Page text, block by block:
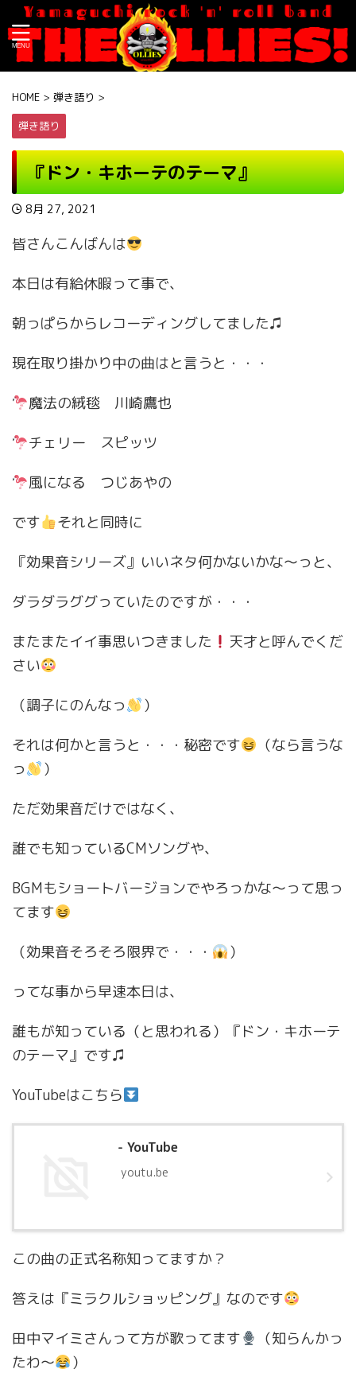
HOME > 弾き語り >
弾き語り
『ドン・キホーテのテーマ』
8月 27, 2021
皆さんこんばんは
本日は有給休暇って事で、
朝っぱらからレコーディングしてました♫
現在取り掛かり中の曲はと言うと・・・
魔法の絨毯 川崎鷹也
チェリー スピッツ
風になる つじあやの
です
それと同時に
『効果音シリーズ』いいネタ何かないかな〜っと、
ダラダラググっていたのですが・・・
またまたイイ事思いつきました
天才と呼んでくだ
さい
（調子にのんなっ
）
それは何かと言うと・・・秘密です
（なら言うな
っ
）
ただ効果音だけではなく、
誰でも知っているCMソングや、
BGMもショートバージョンでやろっかな〜って思っ
てます
（効果音そろそろ限界で・・・
）
ってな事から早速本日は、
誰もが知っている（と思われる）『ドン・キホーテ
のテーマ』です♫
YouTubeはこちら
- YouTube
youtu.be
この曲の正式名称知ってますか？
答えは『ミラクルショッピング』なのです
田中マイミさんって方が歌ってます
（知らんかっ
たわ〜
）